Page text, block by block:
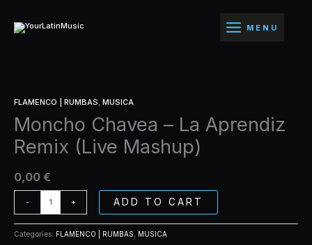
contenido
MENU
FLAMENCO | RUMBAS, MUSICA
Moncho Chavea – La Aprendiz
Remix (Live Mashup)
0,00 €
-
Chavea
-
La
Aprendiz
(Live
quantity
+ ADD TO CART
Categories: FLAMENCO | RUMBAS MUSICA
Aprendiz
Remix